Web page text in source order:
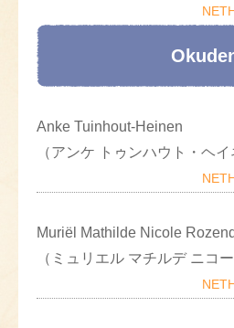
Anke Tuinhout-Heinen
（アンケ トゥンハウト・ヘイ
Muriël Mathilde Nicole
（ミュリエル マチルデ ニコ